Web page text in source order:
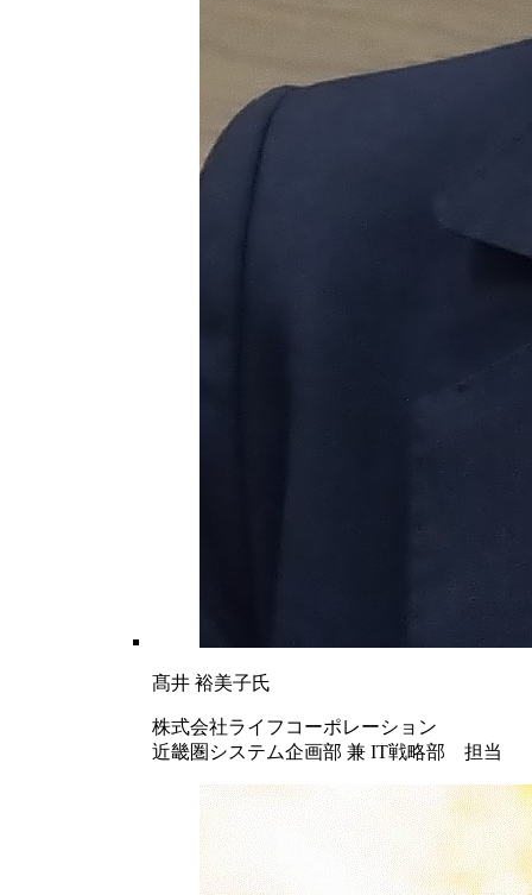
髙井 裕美子氏
株式会社ライフコーポレーション
近畿圏システム企画部 兼 IT戦略部 担当